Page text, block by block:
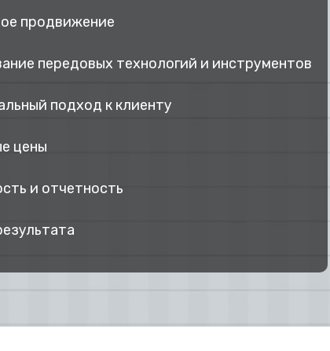
продвижение
передовых технологий и инструментов
подход к клиенту
цены
и отчетность